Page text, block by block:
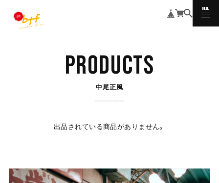
MENU
CLOSE
PRODUCTS
中尾正風
出品されている商品がありません。